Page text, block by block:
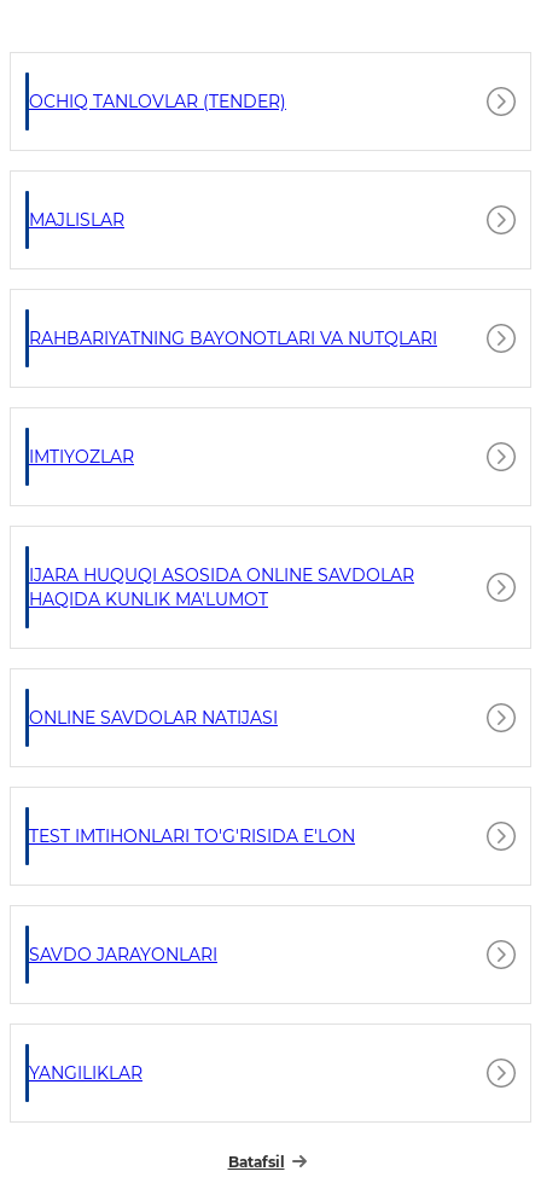
OCHIQ TANLOVLAR (TENDER)
MAJLISLAR
RAHBARIYATNING BAYONOTLARI VA NUTQLARI
IMTIYOZLAR
IJARA HUQUQI ASOSIDA ONLINE SAVDOLAR
HAQIDA KUNLIK MA'LUMOT
ONLINE SAVDOLAR NATIJASI
TEST IMTIHONLARI TO'G'RISIDA E'LON
SAVDO JARAYONLARI
YANGILIKLAR
Batafsil